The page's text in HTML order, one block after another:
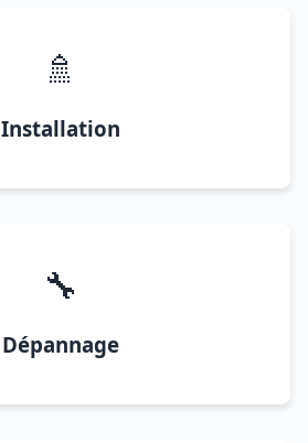
🚿
Installation
🔧
Dépannage